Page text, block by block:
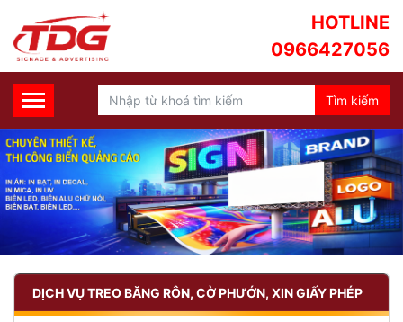
HOTLINE
0966427056
DỊCH VỤ TREO BĂNG RÔN, CỜ PHƯỚN, XIN GIẤY PHÉP